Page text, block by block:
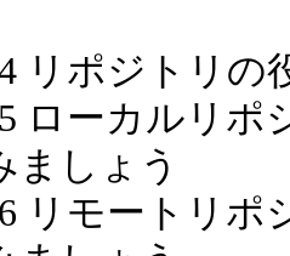
リポジトリ
ローカルリ
ましょう
リモートリ